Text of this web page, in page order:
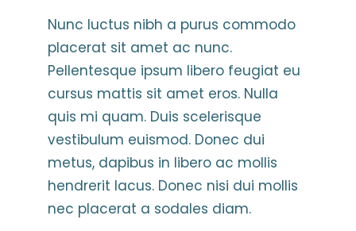
Nunc luctus nibh a purus commodo
placerat sit amet ac nunc.
Pellentesque ipsum libero feugiat eu
cursus mattis sit amet eros. Nulla
quis mi quam. Duis scelerisque
vestibulum euismod. Donec dui
metus, dapibus in libero ac mollis
hendrerit lacus. Donec nisi dui mollis
nec placerat a sodales diam.